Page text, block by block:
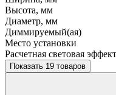
Высота, мм
Диаметр, мм
Диммируемый(ая)
Место установки
Расчетная световая
Показать 19 товаров